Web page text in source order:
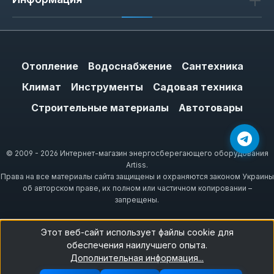
14 сентября 2015 г. 14:15
Виглядає при світлі гарно, а в темряві ще
тепло, дійсно як від сонця. Нагрівається
за кілька секунд, не те що масляний
вулиці в мороз завдяки потужному
направленому випромінюванню. Кішкам,
мабуть, теж сподобається, а
температуру легко регулювати, просто
відходячи чи наближаючись. Щодо
надійності нічого не скажу — наступного
дня ввімкнули центральне опалення, тож
довелося прибрати в комору до
Отопление Водоснабжение
Сантехника
Климат
Инструменты
Садовая техника
Строительные материалы
Автотовары
© 2009 - 2026 Интернет-магазин энергосберегающего оборудования
Artiss.
Права на все материалы сайта защищены и охраняются законом Украины
об авторском праве, их полном или частичном копировании –
запрещены.
Этот веб-сайт использует файлы cookie для
обеспечения наилучшего опыта.
Дополнительная информация...